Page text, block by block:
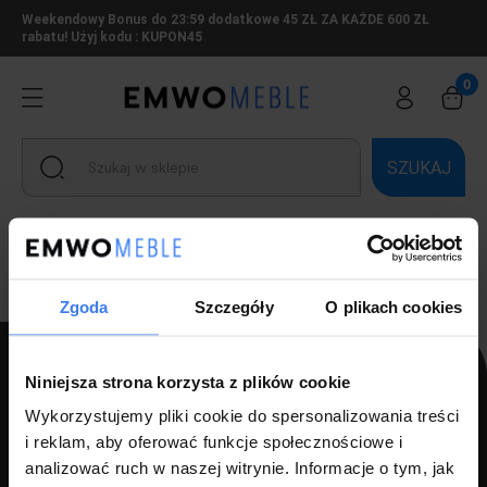
Zgoda Szczegóły O plikach cookies
Niniejsza strona korzysta z plików cookie
Wykorzystujemy pliki cookie do spersonalizowania treści
i reklam, aby oferować funkcje społecznościowe i
analizować ruch w naszej witrynie. Informacje o tym, jak
Weekendowy Bonus do 23:59 dodatkowe 45 ZŁ ZA KAŻDE 600 ZŁ
rabatu! Użyj kodu : KUPON45
SZUKAJ
Ten produkt jest niedostępny.
PPH LUZ s.c Szlagor Marek Szlagor Wojciech
ul. Kołłątaja 8,